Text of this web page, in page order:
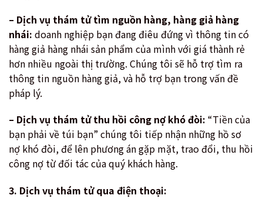
– Dịch vụ thám tử tìm nguồn hàng, hàng giả hàng
nhái: doanh nghiệp bạn đang điêu đứng vì thông tin có
hàng giả hàng nhái sản phẩm của mình với giá thành rẻ
hơn nhiều ngoài thị trường. Chúng tôi sẽ hỗ trợ tìm ra
thông tin nguồn hàng giả, và hỗ trợ bạn trong vấn đề
pháp lý.
– Dịch vụ thám tử thu hồi công nợ khó đòi: “Tiền của
bạn phải về túi bạn” chúng tôi tiếp nhận những hồ sơ
nợ khó đòi, để lên phương án gặp mặt, trao đổi, thu hồi
công nợ từ đối tác của quý khách hàng.
3. Dịch vụ thám tử qua điện thoại: